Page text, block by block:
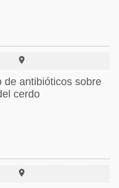

de antibióticos sobre
cerdo
